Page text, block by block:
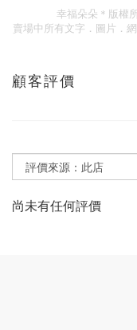
幸福朵朵＊版權
賣場中所有文字．圖片．
顧客評價
尚未有任何評價